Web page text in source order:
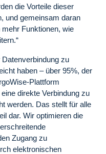
die Vorteile dieser
und gemeinsam daran
Funktionen, wie
zu
haben – über 95%, der
Plattform
direkte Verbindung zu
werden. Das stellt für alle
dar. Wir optimieren die
Zugang zu
elektronischen